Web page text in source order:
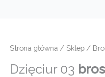
Strona główna /Sklep /
Dzięciur 03